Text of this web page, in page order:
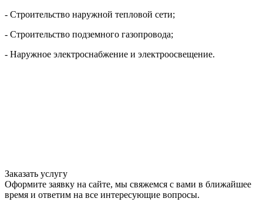
- Строительство наружной тепловой сети;
- Строительство подземного газопровода;
- Наружное электроснабжение и электроосвещение.
Заказать услугу
Оформите заявку на сайте, мы свяжемся с вами в ближайшее
время и ответим на все интересующие вопросы.